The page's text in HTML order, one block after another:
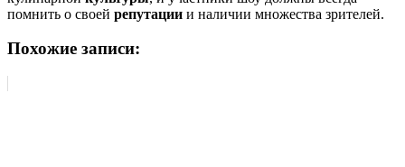
помнить о своей репутации и наличии множества зрителей.
Похожие записи: